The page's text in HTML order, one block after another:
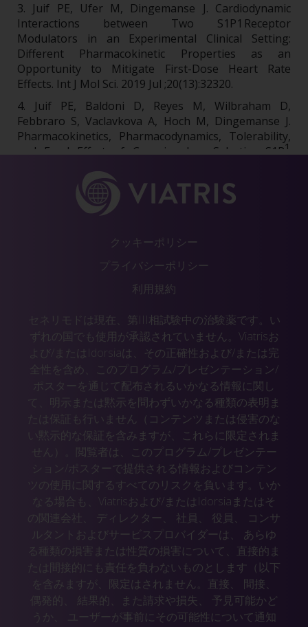
3. Juif PE, Ufer M, Dingemanse J. Cardiodynamic
Interactions between Two S1P1 Receptor
Modulators in an Experimental Clinical Setting:
Different Pharmacokinetic Properties as an
Opportunity to Mitigate First-Dose Heart Rate
Effects. Int J Mol Sci. 2019 Jul ;20(13):32320.
4. Juif PE, Baldoni D, Reyes M, Wilbraham D,
Febbraro S, Vaclavkova A, Hoch M, Dingemanse J.
Pharmacokinetics, Pharmacodynamics, Tolerability,
and Food Effect of Cenerimod, a Selective S1P1
2017 Dec 6;18(12):2636.
5. Boof ML, van Lier JJ, English S, Fischer H, Ufer M,
Dingemanse J. Absorption, distribution, metabolism,
modulator in healthy subjects. Xenobiotica. 2020
Aug;50(8):947-956.
6. Juif PE, Dingemanse J, Winkle P, Ufer M.
Cenerimod, A Selective S1P 1R Modulator, Are Not
Affected by Ethnicity in Healthy Asian and White
Subjects. Clin Transl Sci. 2021 Jan;14(1):143-147.
7. Juif PE, Mueller MS, Charfi H, Dingemanse J. Lack
of Effect of Cenerimod, a Selective S1P1 Receptor
Modulator, on the Pharmacokinetics of a Combined
Oral Contraceptive. Int J Mol Sci. 2022 Nov
29;23(23):14986.
8. Mueller MS, Juif P-E, Charfi H, Dingemanse J.
Multiple-dose pharmacokinetics of cenerimod and
the effect of construction on consideration. J Clin
Pharmacol. 2024;64(12):1566–1575.
9. Hermann V, Batalov A, Smakotina S, Juif PE,
Cornelisse P. First use of cenerimod, a selective
S1P 1receptor modulator, for the treatment of SLE: a
double-blind, randomised, placebo-controlled, proof-
of-concept study. Lupus Sci Med. 2019 Nov
9;6(1):e000354.
10. Askanase A, Berkani O, Cahuzac C, Cornelisse P,
クッキーポリシー
プライバシーポリシー
利用規約
セネリモドは現在、第III相試験中の治験薬です。い
ずれの国でも使用が承認されていません。Viatrisお
よび/またはIdorsiaは、その正確性および/または完
全性を含め、このプログラム/プレゼンテーション/
ポスターを通じて配布されるいかなる情報に関し
て、明示または黙示を問わずいかなる種類の表明ま
たは保証も行いません（コンテンツまたは侵害のな
い黙示的な保証を含みますが、これらに限定されま
せん）。閲覧者は、このプログラム/プレゼンテー
ション/ポスターで提供される情報およびコンテン
ツの使用に関するすべてのリスクを負います。いか
なる場合も、Viatrisおよび/またはIdorsiaまたはそ
の関連会社、 ディレクター、 社員、 役員、 コンサ
ルタントおよびサービスプロバイダーは、 あらゆ
る種類の損害または性質の損害について、直接的ま
たは間接的にも責任を負わないものとします（以下
を含みますが、限定はされません。直接、 間接、
偶発的、 結果的、また請求や損失、 予見可能かど
うか、 ユーザーが事前にその可能性について通知